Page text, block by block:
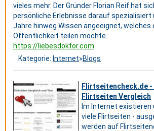
vieles mehr. Der Gründer Florian Reif hat
persönliche Erlebnisse darauf spezialisiert
Jahre hinweg Wissen angeeignet,
Öffentlichkeit teilen möchte.
https://liebesdoktor.com
Kategorie: Internet»Blogs
Flirtseitencheck.de
Flirtseiten Vergleich
Im Internet
viele Flirtseiten -
werden auf